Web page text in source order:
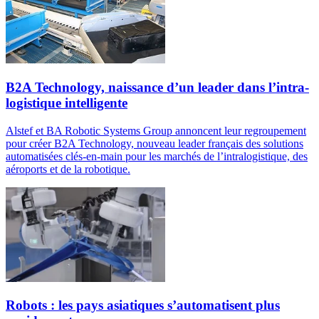
B2A Technology, naissance d’un leader dans l’intra-
logistique intelligente
Alstef et BA Robotic Systems Group annoncent leur regroupement
pour créer B2A Technology, nouveau leader français des solutions
automatisées clés-en-main pour les marchés de l’intralogistique, des
aéroports et de la robotique.
Robots : les pays asiatiques s’automatisent plus